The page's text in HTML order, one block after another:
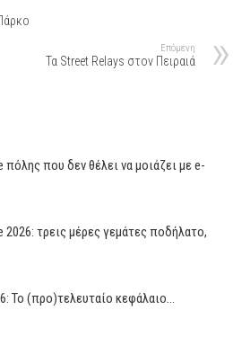
Επόμενη
Τα Street Relays στον Πειραιά
που δεν θέλει να μοιάζει με e-
τρεις μέρες γεμάτες ποδήλατο,
Το (προ)τελευταίο κεφάλαιο…